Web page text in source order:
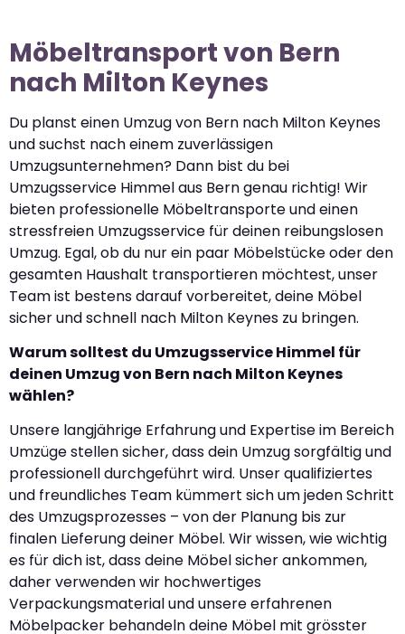
Möbeltransport von Bern
nach Milton Keynes
Du planst einen Umzug von Bern nach Milton Keynes
und suchst nach einem zuverlässigen
Umzugsunternehmen? Dann bist du bei
Umzugsservice Himmel aus Bern genau richtig! Wir
bieten professionelle Möbeltransporte und einen
stressfreien Umzugsservice für deinen reibungslosen
Umzug. Egal, ob du nur ein paar Möbelstücke oder den
gesamten Haushalt transportieren möchtest, unser
Team ist bestens darauf vorbereitet, deine Möbel
sicher und schnell nach Milton Keynes zu bringen.
Warum solltest du Umzugsservice Himmel für
deinen Umzug von Bern nach Milton Keynes
wählen?
Unsere langjährige Erfahrung und Expertise im Bereich
Umzüge stellen sicher, dass dein Umzug sorgfältig und
professionell durchgeführt wird. Unser qualifiziertes
und freundliches Team kümmert sich um jeden Schritt
des Umzugsprozesses – von der Planung bis zur
finalen Lieferung deiner Möbel. Wir wissen, wie wichtig
es für dich ist, dass deine Möbel sicher ankommen,
daher verwenden wir hochwertiges
Verpackungsmaterial und unsere erfahrenen
Möbelpacker behandeln deine Möbel mit grösster